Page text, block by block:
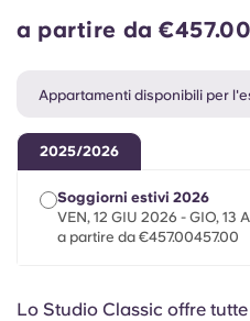
Català
Italian
a partire da
Appartamenti disponibili per
2025/2026
Soggiorni estivi 2026
VEN, 12 GIU 2026 - GIO, 13
a partire da €457.00457.00
Lo Studio Classic offre